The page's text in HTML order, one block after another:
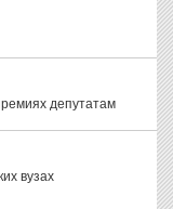
депутатам
вузах